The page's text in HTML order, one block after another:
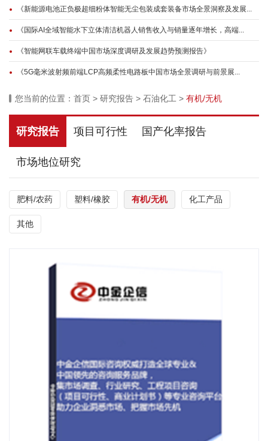
《新能源电池正负极超细粉体智能无尘包装成套装备市场全景洞察及发展...
《国际AI全域智能水下立体清洁机器人销售收入与销量逐年增长，高端...
《智能网联车载终端中国市场深度调研及发展趋势预测报告》
《5G毫米波射频前端LCP高频柔性电路板中国市场全景调研与前景展...
您当前的位置： 首页 > 研究报告 > 石油化工 > 有机/无机
研究报告 项目可行性 国产化率报告
市场地位研究
肥料/农药 塑料/橡胶 有机/无机 化工产品
其他